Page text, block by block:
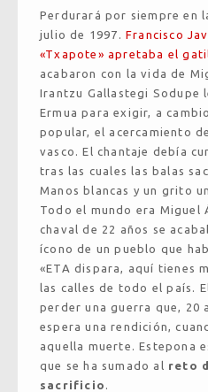
Perdurará por siempre en
julio de 1997. Francisco
«Txapote» apretaba el
acabaron con la vida de
Irantzu Gallastegi Sodupe
Ermua para exigir, a
popular, el acercamiento
vasco. El chantaje debía
tras las cuales las balas
Manos blancas y un grito
Todo el mundo era Miguel
chaval de 22 años se
ícono de un pueblo que
«ETA dispara, aquí tienes
las calles de todo el país.
perder una guerra que, 20
espera una rendición,
aquella muerte. Estepona
que se ha sumado al reto
sacrificio